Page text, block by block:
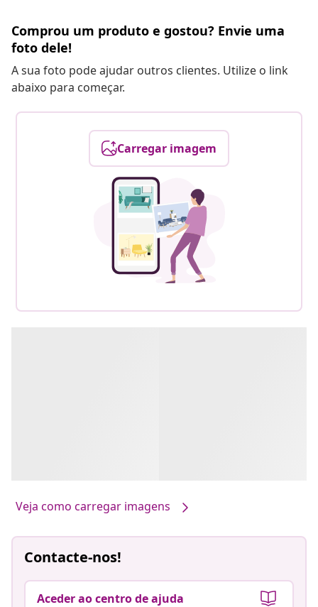
Comprou um produto e gostou? Envie uma
foto dele!
A sua foto pode ajudar outros clientes. Utilize o link
abaixo para começar.
Carregar imagem
Veja como carregar imagens
Contacte-nos!
Aceder ao centro de ajuda